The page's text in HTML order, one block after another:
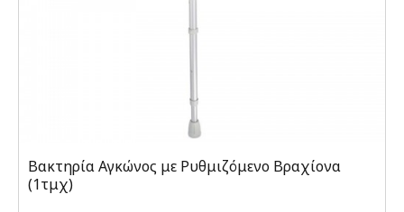
Βακτηρία Αγκώνος με Ρυθμιζόμενο Βραχίονα
(1τμχ)